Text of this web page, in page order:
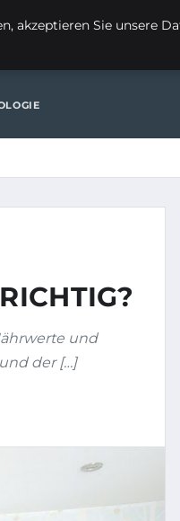
und
der […]
akzeptieren Sie unsere